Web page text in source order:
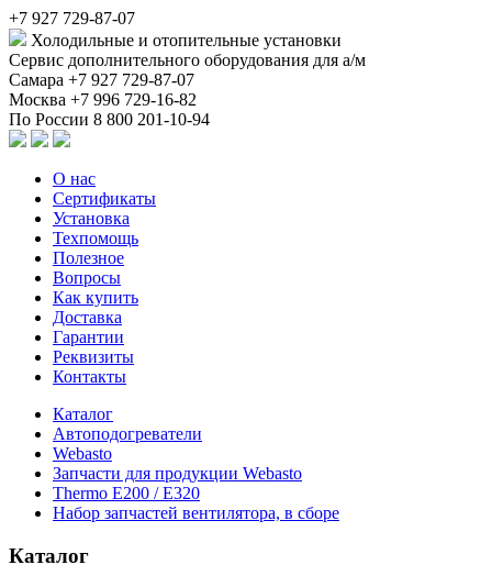
+7 927 729-87-07
Холодильные и отопительные установки
Сервис дополнительного оборудования для а/м
Самара +7 927 729-87-07
Москва +7 996 729-16-82
По России 8 800 201-10-94
О нас
Сертификаты
Установка
Техпомощь
Полезное
Вопросы
Как купить
Доставка
Гарантии
Реквизиты
Контакты
Каталог
Автоподогреватели
Webasto
Запчасти для продукции Webasto
Thermo E200 / E320
Набор запчастей вентилятора, в сборе
Каталог